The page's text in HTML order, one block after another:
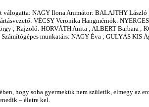
válogatta: NAGY Ilona Animátor: BALAJTHY
VÉCSY Veronika Hangmérnök:
; Rajzoló: HORVÁTH Anita ; ALBERT Barbara ;
munkatárs: NAGY Éva ; GULYÁS KIS
hogy soha gyermekük nem születik, elmegy az
– életre kel.